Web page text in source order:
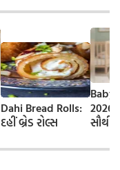
Dahi Bread Rolls:
દહીં બ્રેડ રોલ્સ
Baby